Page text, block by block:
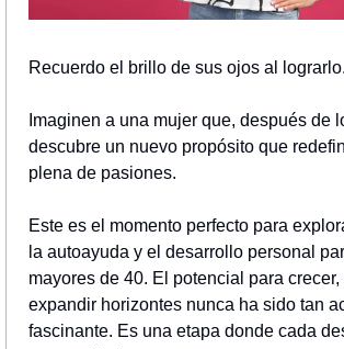
Recuerdo el brillo de sus ojos al lograrlo.
Imaginen a una mujer que, después de
descubre un nuevo propósito que
plena de pasiones.
Este es el momento perfecto para
la autoayuda y el desarrollo personal
mayores de 40. El potencial para
expandir horizontes nunca ha sido tan
fascinante. Es una etapa donde cada